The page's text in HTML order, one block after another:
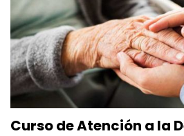
Curso de Atención a la